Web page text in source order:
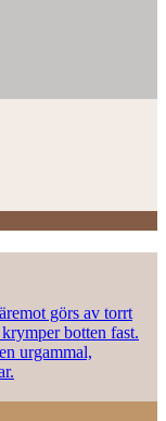
görs av torrt
botten fast.
urgammal,